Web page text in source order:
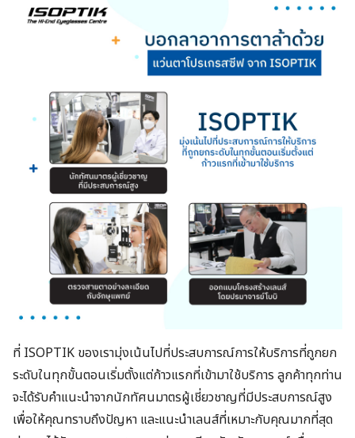
Search
for:
ที่​ ISOPTIK ​ ของเรามุ่งเน้นไปที่ประสบการณ์การให้บริการที่ถูกยก
ระดับในทุกขั้นตอนเริ่มตั้งแต่ก้าวแรกที่เข้ามาใช้บริการ​ ลูกค้าทุกท่าน
จะได้รับคำแนะนำจากนักทัศนมาตรผู้เชี่ยวชาญ​ที่มีประสบการณ์สูง​
เพื่อให้คุณทราบถึงปัญหา​ และแนะนำเลนส์ที่เหมาะกับคุณมากที่สุด​